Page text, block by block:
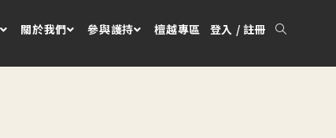
關於我們 參與護持 檀越專區 登入 / 註冊